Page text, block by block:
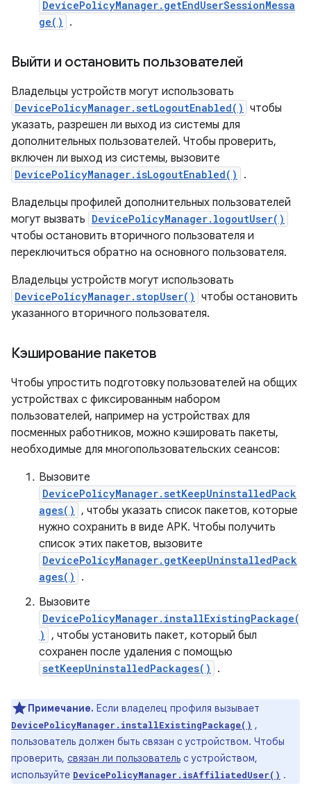
DevicePolicyManager.getEndUserSessionMessa
ge()
.
Выйти и остановить пользователей
Владельцы устройств могут использовать
DevicePolicyManager.setLogoutEnabled() чтобы
указать, разрешен ли выход из системы для
дополнительных пользователей. Чтобы проверить,
включен ли выход из системы, вызовите
DevicePolicyManager.isLogoutEnabled()
.
Владельцы профилей дополнительных пользователей
могут вызвать DevicePolicyManager.logoutUser()
чтобы остановить вторичного пользователя и
переключиться обратно на основного пользователя.
Владельцы устройств могут использовать
DevicePolicyManager.stopUser() чтобы остановить
указанного вторичного пользователя.
Кэширование пакетов
Чтобы упростить подготовку пользователей на общих
устройствах с фиксированным набором
пользователей, например на устройствах для
посменных работников, можно кэшировать пакеты,
необходимые для многопользовательских сеансов:
Вызовите
DevicePolicyManager.setKeepUninstalledPack
ages() , чтобы указать список пакетов, которые
нужно сохранить в виде APK. Чтобы получить
список этих пакетов, вызовите
DevicePolicyManager.getKeepUninstalledPack
ages()
.
Вызовите
DevicePolicyManager.installExistingPackage(
) , чтобы установить пакет, который был
сохранен после удаления с помощью
setKeepUninstalledPackages() .
Примечание. Если владелец профиля вызывает
DevicePolicyManager.installExistingPackage() ,
пользователь должен быть связан с устройством. Чтобы
проверить, связан ли пользователь с устройством,
используйте DevicePolicyManager.isAffiliatedUser() .